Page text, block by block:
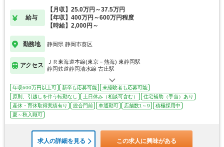
給与
【月収】25.0万円～37.5万円
【年収】400万円～600万円程度
【時給】2,000円～
勤務地 静岡県 静岡市葵区
アクセス
ＪＲ東海道本線(東京－熱海) 東静岡駅
静岡鉄道静岡清水線 古庄駅
年収600万円以上可 新卒も応募可能
未経験者も応募可能
原則、引越しを伴う転勤なし
土日休み（相談可含む）
住宅補助（手当）あり
産休・育休取得実績有り
総合門前 車通勤可 店舗数1～9
積極採用中
夏～秋入職可
求人の詳細を見る この求人に興味がある